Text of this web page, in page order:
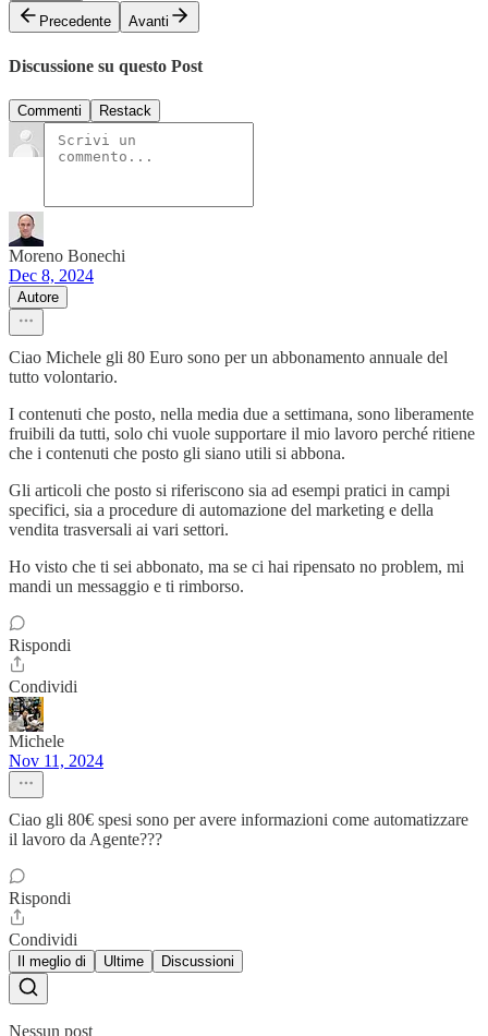
Precedente
Avanti
Discussione su questo Post
Commenti Restack
Moreno Bonechi
Dec 8, 2024
Autore
Ciao Michele gli 80 Euro sono per un abbonamento annuale del
tutto volontario.
I contenuti che posto, nella media due a settimana, sono liberamente
fruibili da tutti, solo chi vuole supportare il mio lavoro perché ritiene
che i contenuti che posto gli siano utili si abbona.
Gli articoli che posto si riferiscono sia ad esempi pratici in campi
specifici, sia a procedure di automazione del marketing e della
vendita trasversali ai vari settori.
Ho visto che ti sei abbonato, ma se ci hai ripensato no problem, mi
mandi un messaggio e ti rimborso.
Rispondi
Condividi
Michele
Nov 11, 2024
Ciao gli 80€ spesi sono per avere informazioni come automatizzare
il lavoro da Agente???
Rispondi
Condividi
Il meglio di Ultime Discussioni
Nessun post